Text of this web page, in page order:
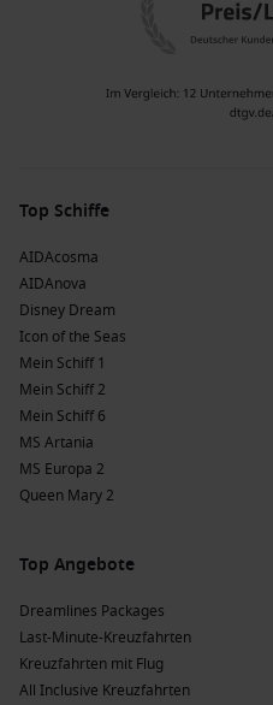
Top Schiffe
AIDAcosma
AIDAnova
Disney Dream
Icon of the Seas
Mein Schiff 1
Mein Schiff 2
Mein Schiff 6
MS Artania
MS Europa 2
Queen Mary 2
Top Angebote
Dreamlines Packages
Last-Minute-Kreuzfahrten
Kreuzfahrten mit Flug
All Inclusive Kreuzfahrten